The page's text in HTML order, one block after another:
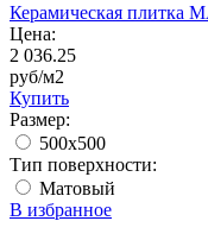
Керамическая плитка
Цена:
2 036.25
руб/м2
Купить
Размер:
500x500
Тип поверхности:
Матовый
В избранное